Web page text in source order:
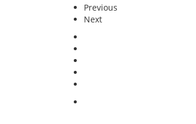
Previous
Next